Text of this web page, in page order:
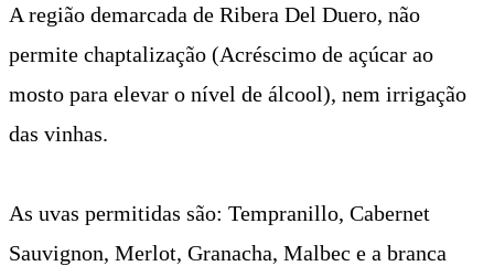
A região demarcada de Ribera Del Duero, não
permite chaptalização (Acréscimo de açúcar ao
mosto para elevar o nível de álcool), nem irrigação
das vinhas.
As uvas permitidas são: Tempranillo, Cabernet
Sauvignon, Merlot, Granacha, Malbec e a branca